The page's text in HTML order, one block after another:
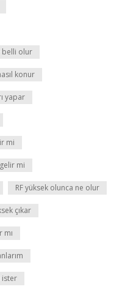
belli olur
konur
yapar
mi
mi
RF yüksek olunca ne olur
çıkar
mı
ister